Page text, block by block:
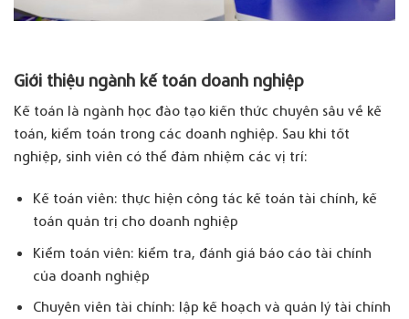
Giới thiệu ngành kế toán doanh nghiệp
Kế toán là ngành học đào tạo kiến thức chuyên sâu về kế
toán, kiểm toán trong các doanh nghiệp. Sau khi tốt
nghiệp, sinh viên có thể đảm nhiệm các vị trí:
Kế toán viên: thực hiện công tác kế toán tài chính, kế
toán quản trị cho doanh nghiệp
Kiểm toán viên: kiểm tra, đánh giá báo cáo tài chính
của doanh nghiệp
Chuyên viên tài chính: lập kế hoạch và quản lý tài chính